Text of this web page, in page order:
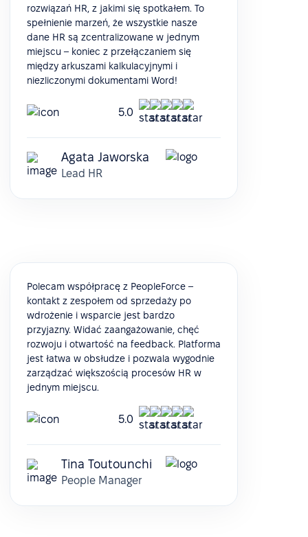
rozwiązań HR, z jakimi się spotkałem. To
spełnienie marzeń, że wszystkie nasze
dane HR są zcentralizowane w jednym
miejscu – koniec z przełączaniem się
między arkuszami kalkulacyjnymi i
niezliczonymi dokumentami Word!
5.0
Agata Jaworska
Lead HR
Polecam współpracę z PeopleForce –
kontakt z zespołem od sprzedaży po
wdrożenie i wsparcie jest bardzo
przyjazny. Widać zaangażowanie, chęć
rozwoju i otwartość na feedback. Platforma
jest łatwa w obsłudze i pozwala wygodnie
zarządzać większością procesów HR w
jednym miejscu.
5.0
Tina Toutounchi
People Manager